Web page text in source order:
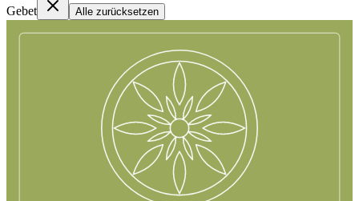
Gebet Alle zurücksetzen